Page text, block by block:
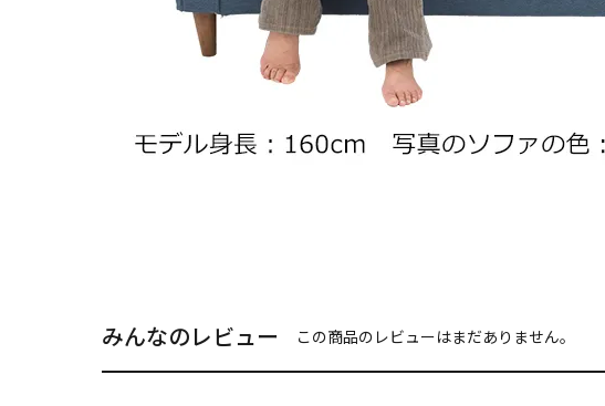
みんなのレビュー この商品のレビューはまだありません。